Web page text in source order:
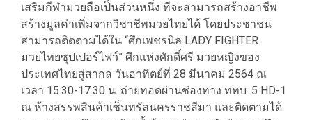
เสริมกีฬามวยถือเป็นส่วนหนึ่ง ทีจะสามารถสร้างอาชีพ
สร้างมูลค่าเพิ่มจากวิชาชีพมวยไทยได้ โดยประชาชน
สามารถติดตามได้ใน “ศึกเพชรนิล LADY FIGHTER
มวยไทยซุปเปอร์ไฟว์” ศึกแห่งศักดิ์ศรี มวยหญิงของ
ประเทศไทยสู่สากล วันอาทิตย์ที่ 28 มีนาคม 2564 ณ
เวลา 15.30-17.30 น. ถ่ายทอดผ่านช่องทาง ททบ. 5 HD-1
ณ ห้างสรรพสินค้าเซ็นทรัลนครราชสีมา และติดตามได้